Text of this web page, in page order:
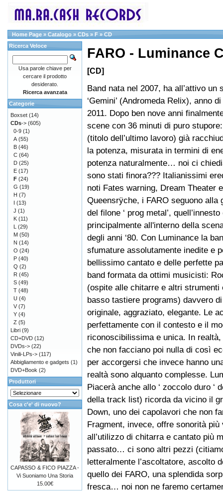
Home Page » Catalogo » CDs » F » CD
FARO - Luminance
[CD]
Band nata nel 2007, ha all’attivo un
‘Gemini’ (Andromeda Relix), anno
2011. Dopo ben nove anni
scene con 36 minuti di puro
(titolo dell’ultimo lavoro) già
la potenza, misurata in termini di
potenza naturalmente… noi ci
sono stati finora??? Italianissimi
noti Fates warning, Dream Theater e
Queensrÿche, i FARO seguono alla
del filone ‘ prog metal’,
principalmente all'interno della
degli anni ‘80. Con Luminance la
sfumature assolutamente inedite e
bellissimo cantato e delle perfette
band formata da ottimi musicisti:
(ospite alle chitarre e altri
basso tastiere programs) davvero
originale, aggraziato, elegante. Le
perfettamente con il contesto e il
riconoscibilissima e unica. In
che non facciano poi nulla di così
per accorgersi che invece hanno
realtà sono alquanto complesse.
Piacerà anche allo ‘ zoccolo duro
della track list) ricorda da vicino il
Down, uno dei capolavori che non
Fragment, invece, offre sonorità
all’utilizzo di chitarra e cantato più
passato… ci sono altri pezzi
letteralmente l’ascoltatore,
quello dei FARO, una splendida
fresca… noi non ne faremo
Ricerca Veloce
Usa parole chiave per
cercare il prodotto
desiderato.
Ricerca avanzata
Categorie
Boxset (14)
CDs-> (605)
0-9 (1)
A (55)
B (46)
C (64)
D (25)
E (17)
F (24)
G (19)
H (7)
I (13)
J (1)
K (11)
L (29)
M (50)
N (14)
O (24)
P (40)
Q (2)
R (45)
S (49)
T (48)
U (4)
V (7)
Y (4)
Z (5)
Libri (9)
CD+DVD (12)
DVDs-> (22)
Vinili-LPs-> (117)
Abbigliamento e gadgets (1)
DVD+Book (2)
Produttori
Cosa c'e' di nuovo?
CAPASSO & FICO PIAZZA -
Vi Suoniamo Una Storia
15.00€